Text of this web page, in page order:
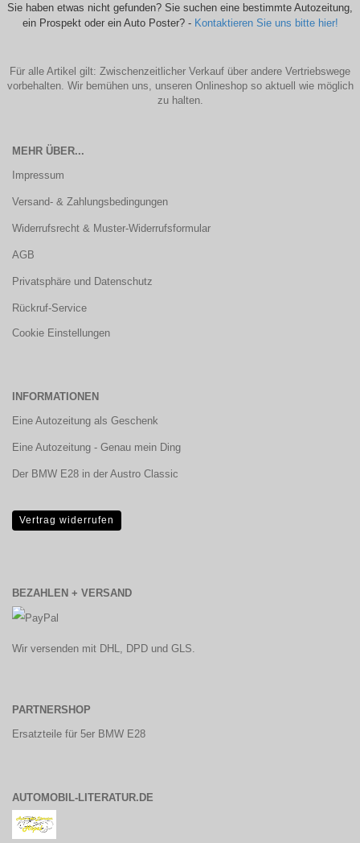
Sie haben etwas nicht gefunden? Sie suchen eine bestimmte Autozeitung,
ein Prospekt oder ein Auto Poster? - Kontaktieren Sie uns bitte hier!
Für alle Artikel gilt: Zwischenzeitlicher Verkauf über andere Vertriebswege
vorbehalten. Wir bemühen uns, unseren Onlineshop so aktuell wie möglich
zu halten.
MEHR ÜBER...
Impressum
Versand- & Zahlungsbedingungen
Widerrufsrecht & Muster-Widerrufsformular
AGB
Privatsphäre und Datenschutz
Rückruf-Service
Cookie Einstellungen
INFORMATIONEN
Eine Autozeitung als Geschenk
Eine Autozeitung - Genau mein Ding
Der BMW E28 in der Austro Classic
Vertrag widerrufen
BEZAHLEN + VERSAND
Wir versenden mit DHL, DPD und GLS.
PARTNERSHOP
Ersatzteile für 5er BMW E28
AUTOMOBIL-LITERATUR.DE